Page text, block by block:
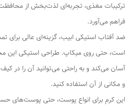
ترکیبات مغذی، تجربه‌ای لذت‌بخش از محافظت
فراهم می‌آورد.
ضد آفتاب استیکی ابیب، گزینه‌ای عالی برای
است، حتی روی میکاپ. طراحی استیکی این
آسان می‌کند و به راحتی می‌توانید آن را در
و مکانی از آن استفاده کنید.
این کرم برای انواع پوست، حتی پوست‌های